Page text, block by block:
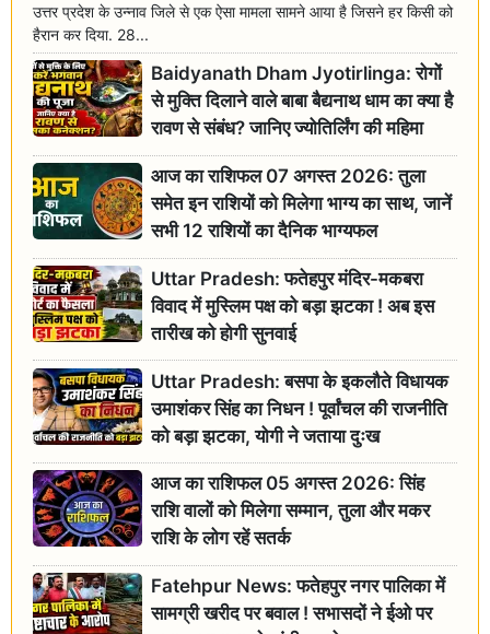
उत्तर प्रदेश के उन्नाव जिले से एक ऐसा मामला सामने आया है जिसने हर किसी को
हैरान कर दिया. 28...
Baidyanath Dham Jyotirlinga: रोगों
से मुक्ति दिलाने वाले बाबा बैद्यनाथ धाम का क्या है
रावण से संबंध? जानिए ज्योतिर्लिंग की महिमा
आज का राशिफल 07 अगस्त 2026: तुला
समेत इन राशियों को मिलेगा भाग्य का साथ, जानें
सभी 12 राशियों का दैनिक भाग्यफल
Uttar Pradesh: फतेहपुर मंदिर-मकबरा
विवाद में मुस्लिम पक्ष को बड़ा झटका ! अब इस
तारीख को होगी सुनवाई
Uttar Pradesh: बसपा के इकलौते विधायक
उमाशंकर सिंह का निधन ! पूर्वांचल की राजनीति
को बड़ा झटका, योगी ने जताया दुःख
आज का राशिफल 05 अगस्त 2026: सिंह
राशि वालों को मिलेगा सम्मान, तुला और मकर
राशि के लोग रहें सतर्क
Fatehpur News: फतेहपुर नगर पालिका में
सामग्री खरीद पर बवाल ! सभासदों ने ईओ पर